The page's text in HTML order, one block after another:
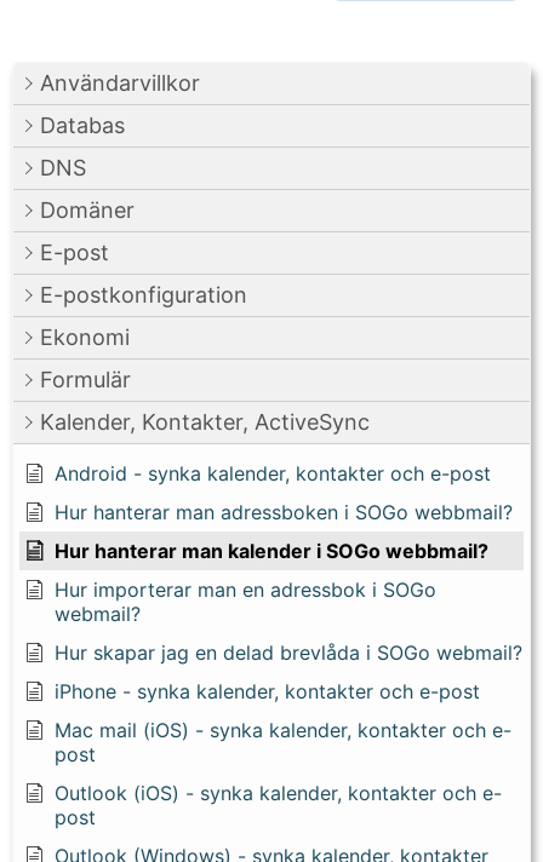
Användarvillkor
Databas
DNS
Domäner
E-post
E-postkonfiguration
Ekonomi
Formulär
Kalender, Kontakter, ActiveSync
Android - synka kalender, kontakter och e-post
Hur hanterar man adressboken i SOGo webbmail?
Hur hanterar man kalender i SOGo webbmail?
Hur importerar man en adressbok i SOGo
webmail?
Hur skapar jag en delad brevlåda i SOGo webmail?
iPhone - synka kalender, kontakter och e-post
Mac mail (iOS) - synka kalender, kontakter och e-
post
Outlook (iOS) - synka kalender, kontakter och e-
post
Outlook (Windows) - synka kalender, kontakter